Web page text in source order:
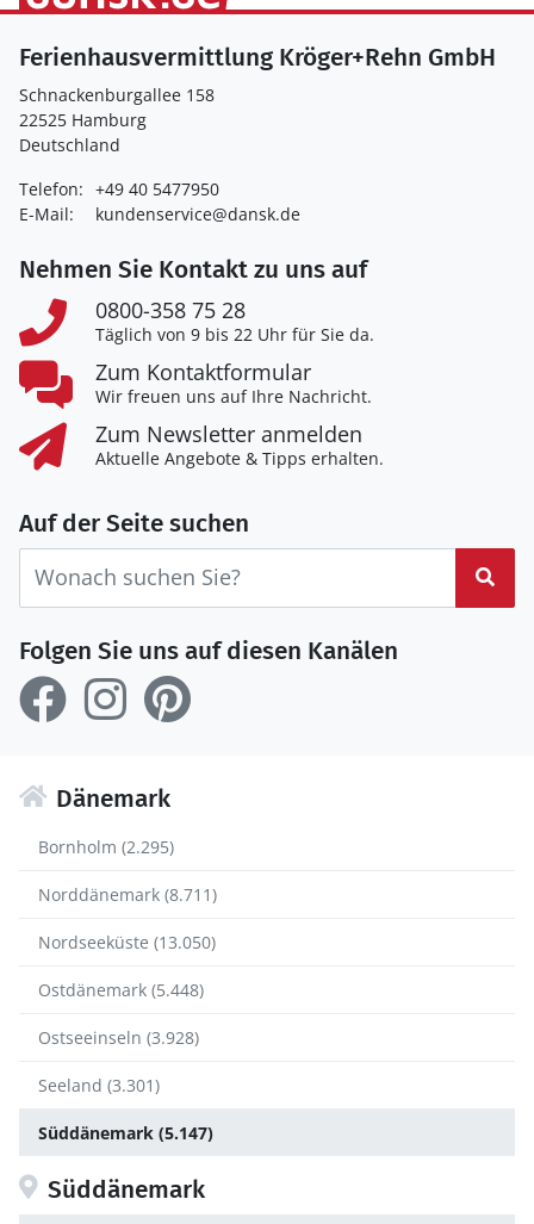
Ferienhausvermittlung Kröger+Rehn GmbH
Schnackenburgallee 158
22525 Hamburg
Deutschland
Telefon: +49 40 5477950
E-Mail:
kundenservice@dansk.de
Nehmen Sie Kontakt zu uns auf
0800-358 75 28
Täglich von 9 bis 22 Uhr für Sie da.
Zum Kontaktformular
Wir freuen uns auf Ihre Nachricht.
Zum Newsletter anmelden
Aktuelle Angebote & Tipps erhalten.
Auf der Seite suchen
Folgen Sie uns auf diesen Kanälen
Dänemark
Bornholm (2.295)
Norddänemark (8.711)
Nordseeküste (13.050)
Ostdänemark (5.448)
Ostseeinseln (3.928)
Seeland (3.301)
Süddänemark (5.147)
Süddänemark